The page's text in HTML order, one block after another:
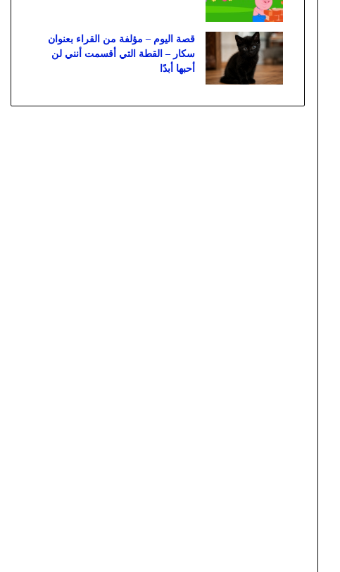
قصة اليوم – مؤلفة من القراء بعنوان
سكار – القطة التي أقسمت أنني لن
أحبها أبدًا